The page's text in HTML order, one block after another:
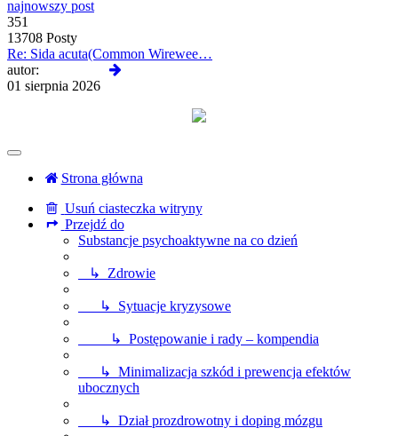
najnowszy post
351
13708 Posty
Re: Sida acuta(Common Wirewee…
autor:
01 sierpnia 2026
Strona główna
Usuń ciasteczka witryny
Przejdź do
Substancje psychoaktywne na co dzień
↳ Zdrowie
↳ Sytuacje kryzysowe
↳ Postępowanie i rady – kompendia
↳ Minimalizacja szkód i prewencja efektów
ubocznych
↳ Dział prozdrowotny i doping mózgu